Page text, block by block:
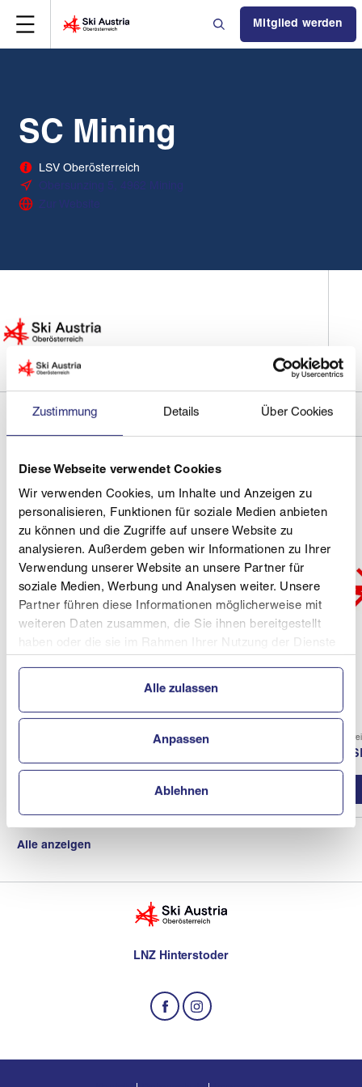
Zustimmung Details Über Cookies
Diese Webseite verwendet Cookies
Wir verwenden Cookies, um Inhalte und Anzeigen zu
personalisieren, Funktionen für soziale Medien anbieten
zu können und die Zugriffe auf unsere Website zu
analysieren. Außerdem geben wir Informationen zu Ihrer
Verwendung unserer Website an unsere Partner für
soziale Medien, Werbung und Analysen weiter. Unsere
Partner führen diese Informationen möglicherweise mit
weiteren Daten zusammen, die Sie ihnen bereitgestellt
Alle zulassen
Anpassen
Ablehnen
Mitglied werden
SC Mining
LSV Oberösterreich
Obersunzing 5, 4962 Mining
Zur Website
Alle anzeigen
LNZ Hinterstoder